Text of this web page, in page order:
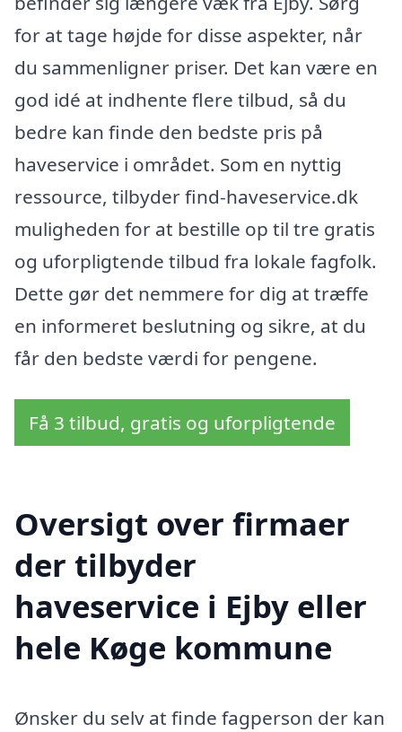
for at tage højde for disse aspekter, når
du sammenligner priser. Det kan være en
god idé at indhente flere tilbud, så du
bedre kan finde den bedste pris på
haveservice i området. Som en nyttig
ressource, tilbyder find-haveservice.dk
muligheden for at bestille op til tre gratis
og uforpligtende tilbud fra lokale fagfolk.
Dette gør det nemmere for dig at træffe
en informeret beslutning og sikre, at du
får den bedste værdi for pengene.
Få 3 tilbud, gratis og uforpligtende
Oversigt over firmaer
der tilbyder
haveservice i Ejby eller
hele Køge kommune
Ønsker du selv at finde fagperson der kan